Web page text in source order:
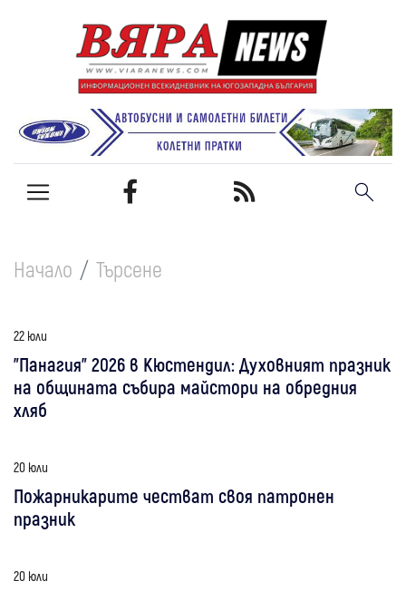
Начало Търсене
22 юли
"Панагия" 2026 в Кюстендил: Духовният празник
на общината събира майстори на обредния
хляб
20 юли
Пожарникарите честват своя патронен
празник
20 юли